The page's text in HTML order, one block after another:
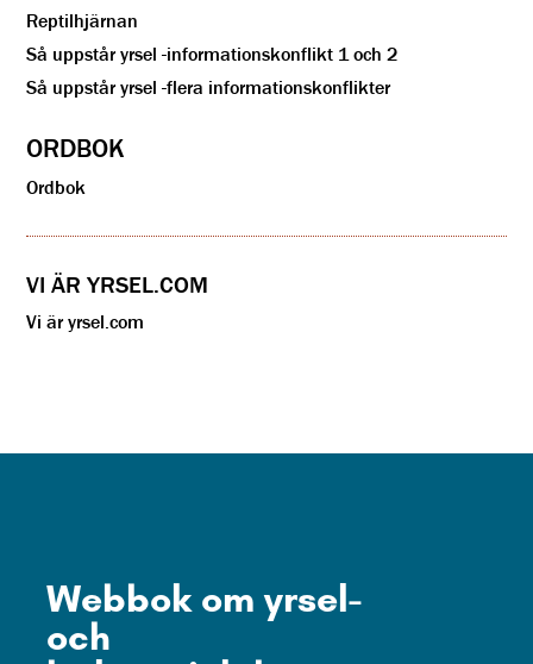
Reptilhjärnan
Så uppstår yrsel -informationskonflikt 1 och 2
Så uppstår yrsel -flera informationskonflikter
ORDBOK
Ordbok
VI ÄR YRSEL.COM
Vi är yrsel.com
Webbok om yrsel-
och